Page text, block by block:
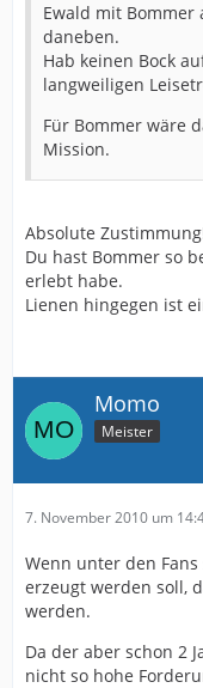
Ewald mit
daneben.
Hab keinen Bock
langweiligen
Für Bommer wäre
Mission.
Absolute
Du hast Bommer so
erlebt habe.
Lienen hingegen ist
Momo
Meister
7. November 2010 um
Wenn unter den
erzeugt werden soll,
werden.
Da der aber schon 2
nicht so hohe